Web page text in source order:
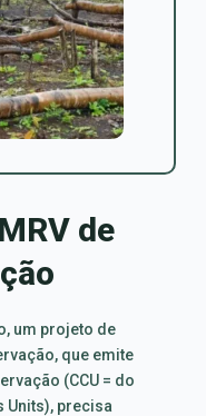
de
um projeto de
que emite
(CCU = do
Units), precisa